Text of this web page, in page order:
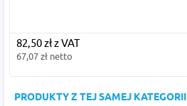
82,50 zł z VAT
67,07 zł netto
PRODUKTY Z TEJ SAMEJ KATEGORII